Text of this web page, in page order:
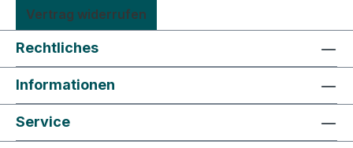
Vertrag widerrufen
Rechtliches
Informationen
Service